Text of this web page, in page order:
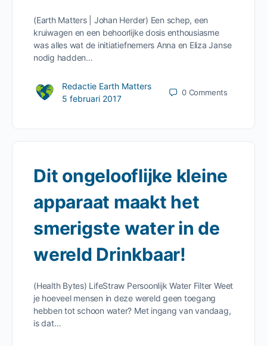
(Earth Matters | Johan Herder) Een schep, een
kruiwagen en een behoorlijke dosis enthousiasme
was alles wat de initiatiefnemers Anna en Eliza Janse
nodig hadden…
Redactie Earth Matters
5 februari 2017
0 Comments
Dit ongelooflijke kleine
apparaat maakt het
smerigste water in de
wereld Drinkbaar!
(Health Bytes) LifeStraw Persoonlijk Water Filter Weet
je hoeveel mensen in deze wereld geen toegang
hebben tot schoon water? Met ingang van vandaag,
is dat…